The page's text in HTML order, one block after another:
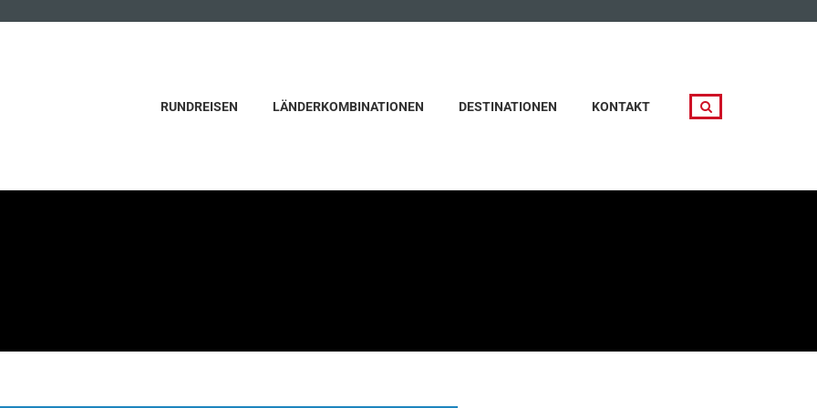
RUNDREISEN LÄNDERKOMBINATIONEN DESTINATIONEN KONTAKT